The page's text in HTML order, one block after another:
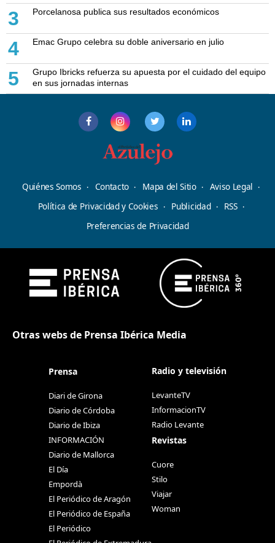
3 Porcelanosa publica sus resultados económicos
4 Emac Grupo celebra su doble aniversario en julio
5
Grupo Ibricks refuerza su apuesta por el cuidado del equipo
en sus jornadas internas
Quiénes Somos Contacto Mapa del Sitio
Aviso Legal
Política de Privacidad y Cookies
Publicidad
RSS
Preferencias de Privacidad
Otras webs de Prensa Ibérica Media
Prensa
Diari de Girona
Diario de Córdoba
Diario de Ibiza
INFORMACIÓN
Diario de Mallorca
El Día
Empordà
El Periódico de Aragón
El Periódico de España
El Periódico
Radio y televisión
LevanteTV
InformacionTV
Radio Levante
Revistas
Cuore
Stilo
Viajar
Woman